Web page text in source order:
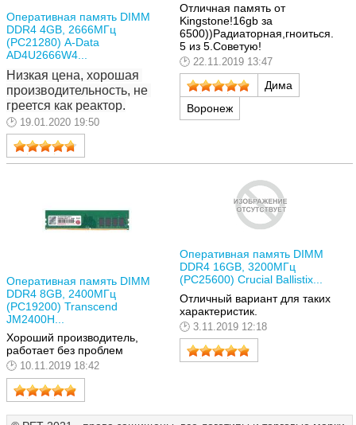
Оперативная память DIMM
DDR4 4GB, 2666МГц
(PC21280) A-Data
AD4U2666W4...
Низкая цена, хорошая
производительность, не
греется как реактор.
19.01.2020 19:50
Отличная память от
Kingstone!16gb за
6500))Радиаторная,гноиться.
5 из 5.Советую!
22.11.2019 13:47
Дима
Воронеж
Оперативная память DIMM
DDR4 8GB, 2400МГц
(PC19200) Transcend
JM2400H...
Хороший производитель,
работает без проблем
10.11.2019 18:42
Оперативная память DIMM
DDR4 16GB, 3200МГц
(PC25600) Crucial Ballistix...
Отличный вариант для таких
характеристик.
3.11.2019 12:18